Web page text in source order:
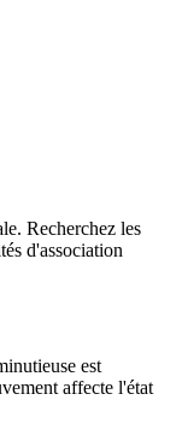
Recherchez les
d'association
est
affecte l'état